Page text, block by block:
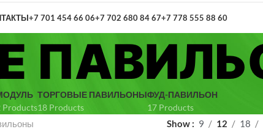
+7 701 454 66 06+7 702 680 84 67+7 778 555 88 60
Products
ТОРГОВЫЕ ПАВИЛЬОНЫ
18 Products
ФУД-ПАВИЛЬОН
17 Products
Show 9 12 18